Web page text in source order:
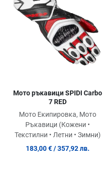
Мото ръкавици SPIDI Carbo
7 RED
Мото Екипировка, Мото
Ръкавици (Кожени •
Текстилни • Летни • Зимни)
183,00 € / 357,92 лв.